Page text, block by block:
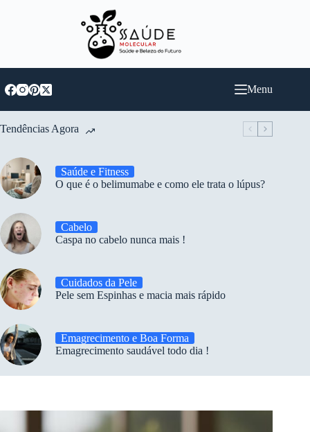
Menu
Tendências Agora
Saúde e Fitness
O que é o belimumabe e como ele trata o lúpus?
Cabelo
Caspa no cabelo nunca mais !
Cuidados da Pele
Pele sem Espinhas e macia mais rápido
Emagrecimento e Boa Forma
Emagrecimento saudável todo dia !